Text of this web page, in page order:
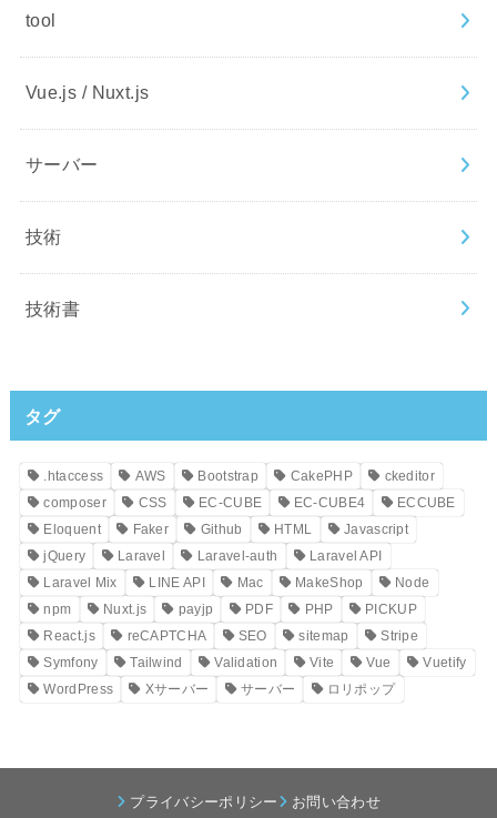
tool
Vue.js / Nuxt.js
サーバー
技術
技術書
タグ
.htaccess AWS Bootstrap CakePHP
ckeditor
composer
CSS EC-CUBE EC-CUBE4
ECCUBE
Eloquent
Faker Github HTML
Javascript
jQuery
Laravel Laravel-auth
Laravel API
Laravel Mix
LINE API Mac MakeShop
Node
npm
Nuxt.js payjp PDF PHP
PICKUP
React.js
reCAPTCHA SEO sitemap
Stripe
Symfony
Tailwind Validation Vite Vue
Vuetify
WordPress
Xサーバー サーバー ロリポップ
プライバシーポリシー お問い合わせ